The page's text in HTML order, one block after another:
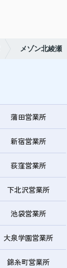
メゾン北綾瀬
蒲田営業所
新宿営業所
荻窪営業所
下北沢営業所
池袋営業所
大泉学園営業所
錦糸町営業所